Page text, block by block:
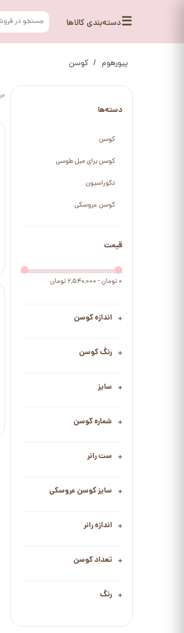
☰دسته‌بندی کالاها
پیورهوم کوسن
دسته‌ها
کوسن
کوسن برای مبل طوسی
دکوراسیون
کوسن عروسکی
قیمت
۰ تومان - ۲,۵۴۰,۰۰۰ تومان
اندازه کوسن
رنگ کوسن
سایز
شماره کوسن
ست رانر
سایز کوسن عروسکی
اندازه رانر
تعداد کوسن
رنگ